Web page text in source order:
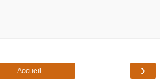
›
Accueil